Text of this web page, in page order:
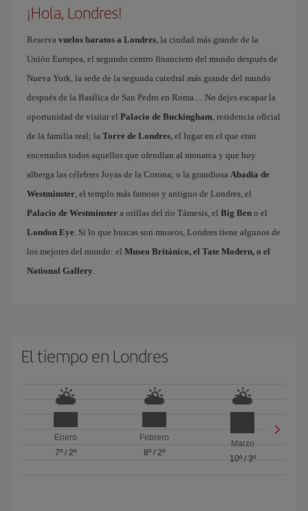
¡Hola, Londres!
Reserva vuelos baratos a Londres , la ciudad más grande de la
Unión Europea, el segundo centro financiero del mundo después de
Nueva York, la sede de la segunda catedral más grande del mundo
después de la Basílica de San Pedro en Roma… No dejes escapar la
oportunidad de visitar el Palacio de Buckingham , residencia oficial
de la familia real; la Torre de Londres , el lugar en el que eran
encerrados todos aquellos que ofendían al monarca y que hoy
alberga las célebres Joyas de la Corona; o la grandiosa Abadía de
Westminster , el templo más famoso y antiguo de Londres, el
Palacio de Westminster a orillas del río Támesis, el Big Ben o el
London Eye . Si lo que buscas son museos, Londres tiene algunos de
los mejores del mundo: el Museo Británico, el Tate Modern, o el
National Gallery
El tiempo en Londres
Enero
7º/ 2º
Febrero
8º/ 2º
Marzo
10º/ 3º